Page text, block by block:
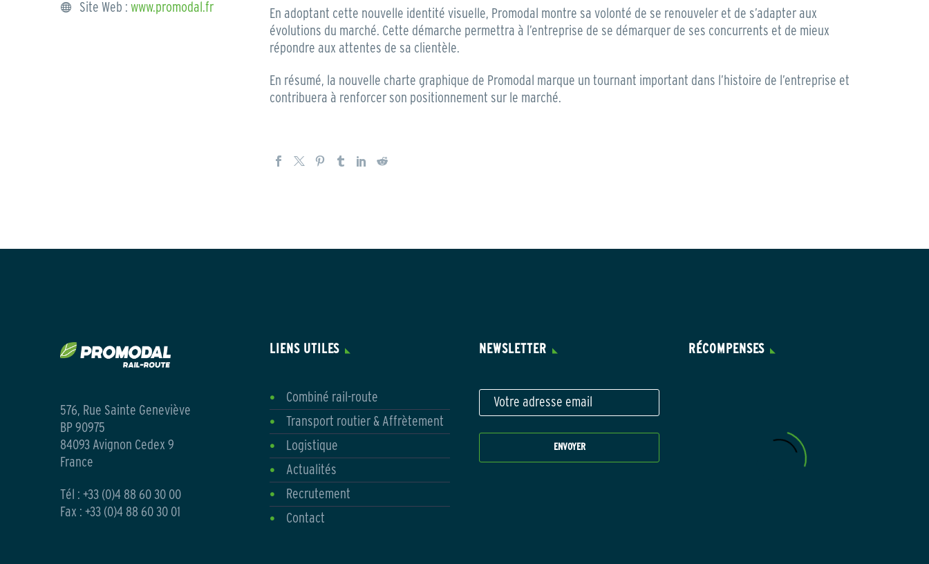
En adoptant cette nouvelle identité visuelle, Promodal montre sa volonté de se renouveler et de s’adapter aux
évolutions du marché. Cette démarche permettra à l’entreprise de se démarquer de ses concurrents et de mieux
répondre aux attentes de sa clientèle.
En résumé, la nouvelle charte graphique de Promodal marque un tournant important dans l’histoire de l’entreprise et
contribuera à renforcer son positionnement sur le marché.
Site Web : www.promodal.fr
576, Rue Sainte Geneviève
BP 90975
84093 Avignon Cedex 9
France
Tél : +33 (0)4 88 60 30 00
Fax : +33 (0)4 88 60 30 01
LIENS UTILES
Combiné rail-route
Transport routier & Affrètement
Logistique
Actualités
Recrutement
Contact
NEWSLETTER RÉCOMPENSES